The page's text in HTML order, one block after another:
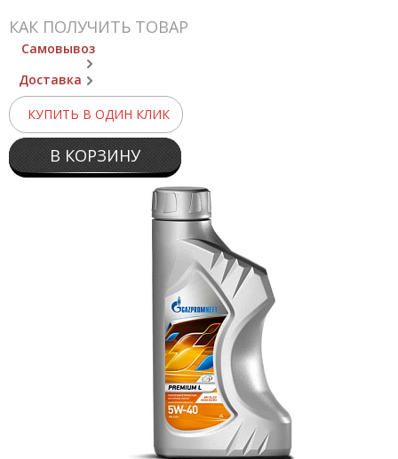
КАК ПОЛУЧИТЬ ТОВАР
Самовывоз
Доставка
КУПИТЬ В ОДИН КЛИК
В КОРЗИНУ